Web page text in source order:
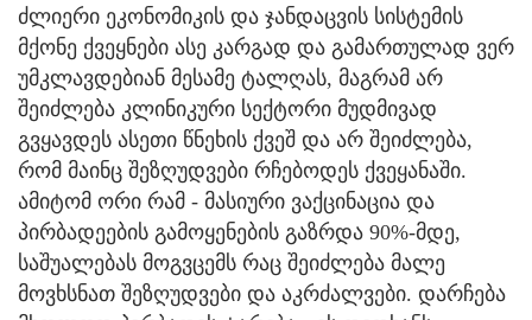
ძლიერი ეკონომიკის და ჯანდაცვის სისტემის
მქონე ქვეყნები ასე კარგად და გამართულად ვერ
უმკლავდებიან მესამე ტალღას, მაგრამ არ
შეიძლება კლინიკური სექტორი მუდმივად
გვყავდეს ასეთი წნეხის ქვეშ და არ შეიძლება,
რომ მაინც შეზღუდვები რჩებოდეს ქვეყანაში.
ამიტომ ორი რამ - მასიური ვაქცინაცია და
პირბადეების გამოყენების გაზრდა 90%-მდე,
საშუალებას მოგვცემს რაც შეიძლება მალე
მოვხსნათ შეზღუდვები და აკრძალვები. დარჩება